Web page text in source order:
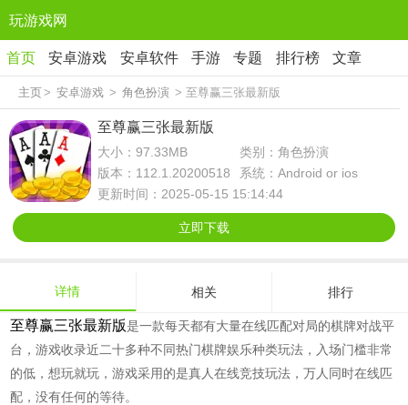
玩游戏网
首页 安卓游戏 安卓软件 手游 专题 排行榜 文章
主页> 安卓游戏 > 角色扮演 > 至尊赢三张最新版
至尊赢三张最新版
大小：97.33MB
类别：角色扮演
版本：112.1.20200518
系统：Android or ios
更新时间：2025-05-15 15:14:44
立即下载
详情 相关 排行
至尊赢三张最新版是一款每天都有大量在线匹配对局的棋牌对战平
台，游戏收录近二十多种不同热门棋牌娱乐种类玩法，入场门槛非常
的低，想玩就玩，游戏采用的是真人在线竞技玩法，万人同时在线匹
配，没有任何的等待。